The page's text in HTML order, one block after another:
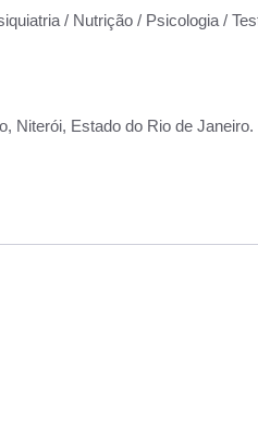
/ Nutrição / Psicologia /
Niterói, Estado do Rio de Janeiro.